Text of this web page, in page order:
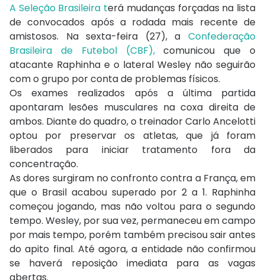
A Seleção Brasileira terá mudanças forçadas na lista
de convocados após a rodada mais recente de
amistosos. Na sexta-feira (27), a Confederação
Brasileira de Futebol (CBF),comunicou que o
atacante Raphinha e o lateral Wesley não seguirão
com o grupo por conta de problemas físicos.
Os exames realizados após a última partida
apontaram lesões musculares na coxa direita de
ambos. Diante do quadro, o treinador Carlo Ancelotti
optou por preservar os atletas, que já foram
liberados para iniciar tratamento fora da
concentração.
As dores surgiram no confronto contra a França, em
que o Brasil acabou superado por 2 a 1. Raphinha
começou jogando, mas não voltou para o segundo
tempo. Wesley, por sua vez, permaneceu em campo
por mais tempo, porém também precisou sair antes
do apito final. Até agora, a entidade não confirmou
se haverá reposição imediata para as vagas